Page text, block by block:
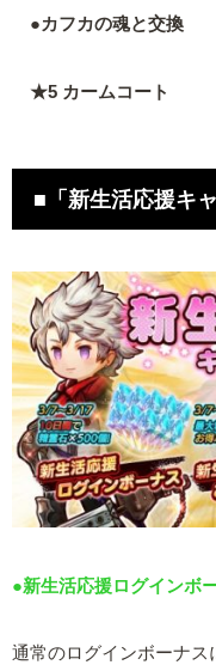
●カフカの魂と交換
★5 カームコート
■「新生活応援キ
●新生活応援ログインボ
通常のログインボーナス